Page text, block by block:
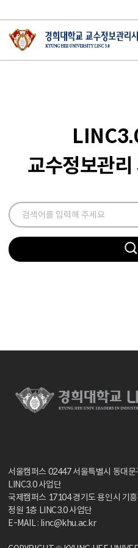
교수정보관
서울캠퍼스 02447 서울특별시 동대
LINC3.0 사업단
국제캠퍼스 17104 경기도 용인시 기
정원 1층 LINC3.0 사업단
E-MAIL : linc@khu.ac.kr